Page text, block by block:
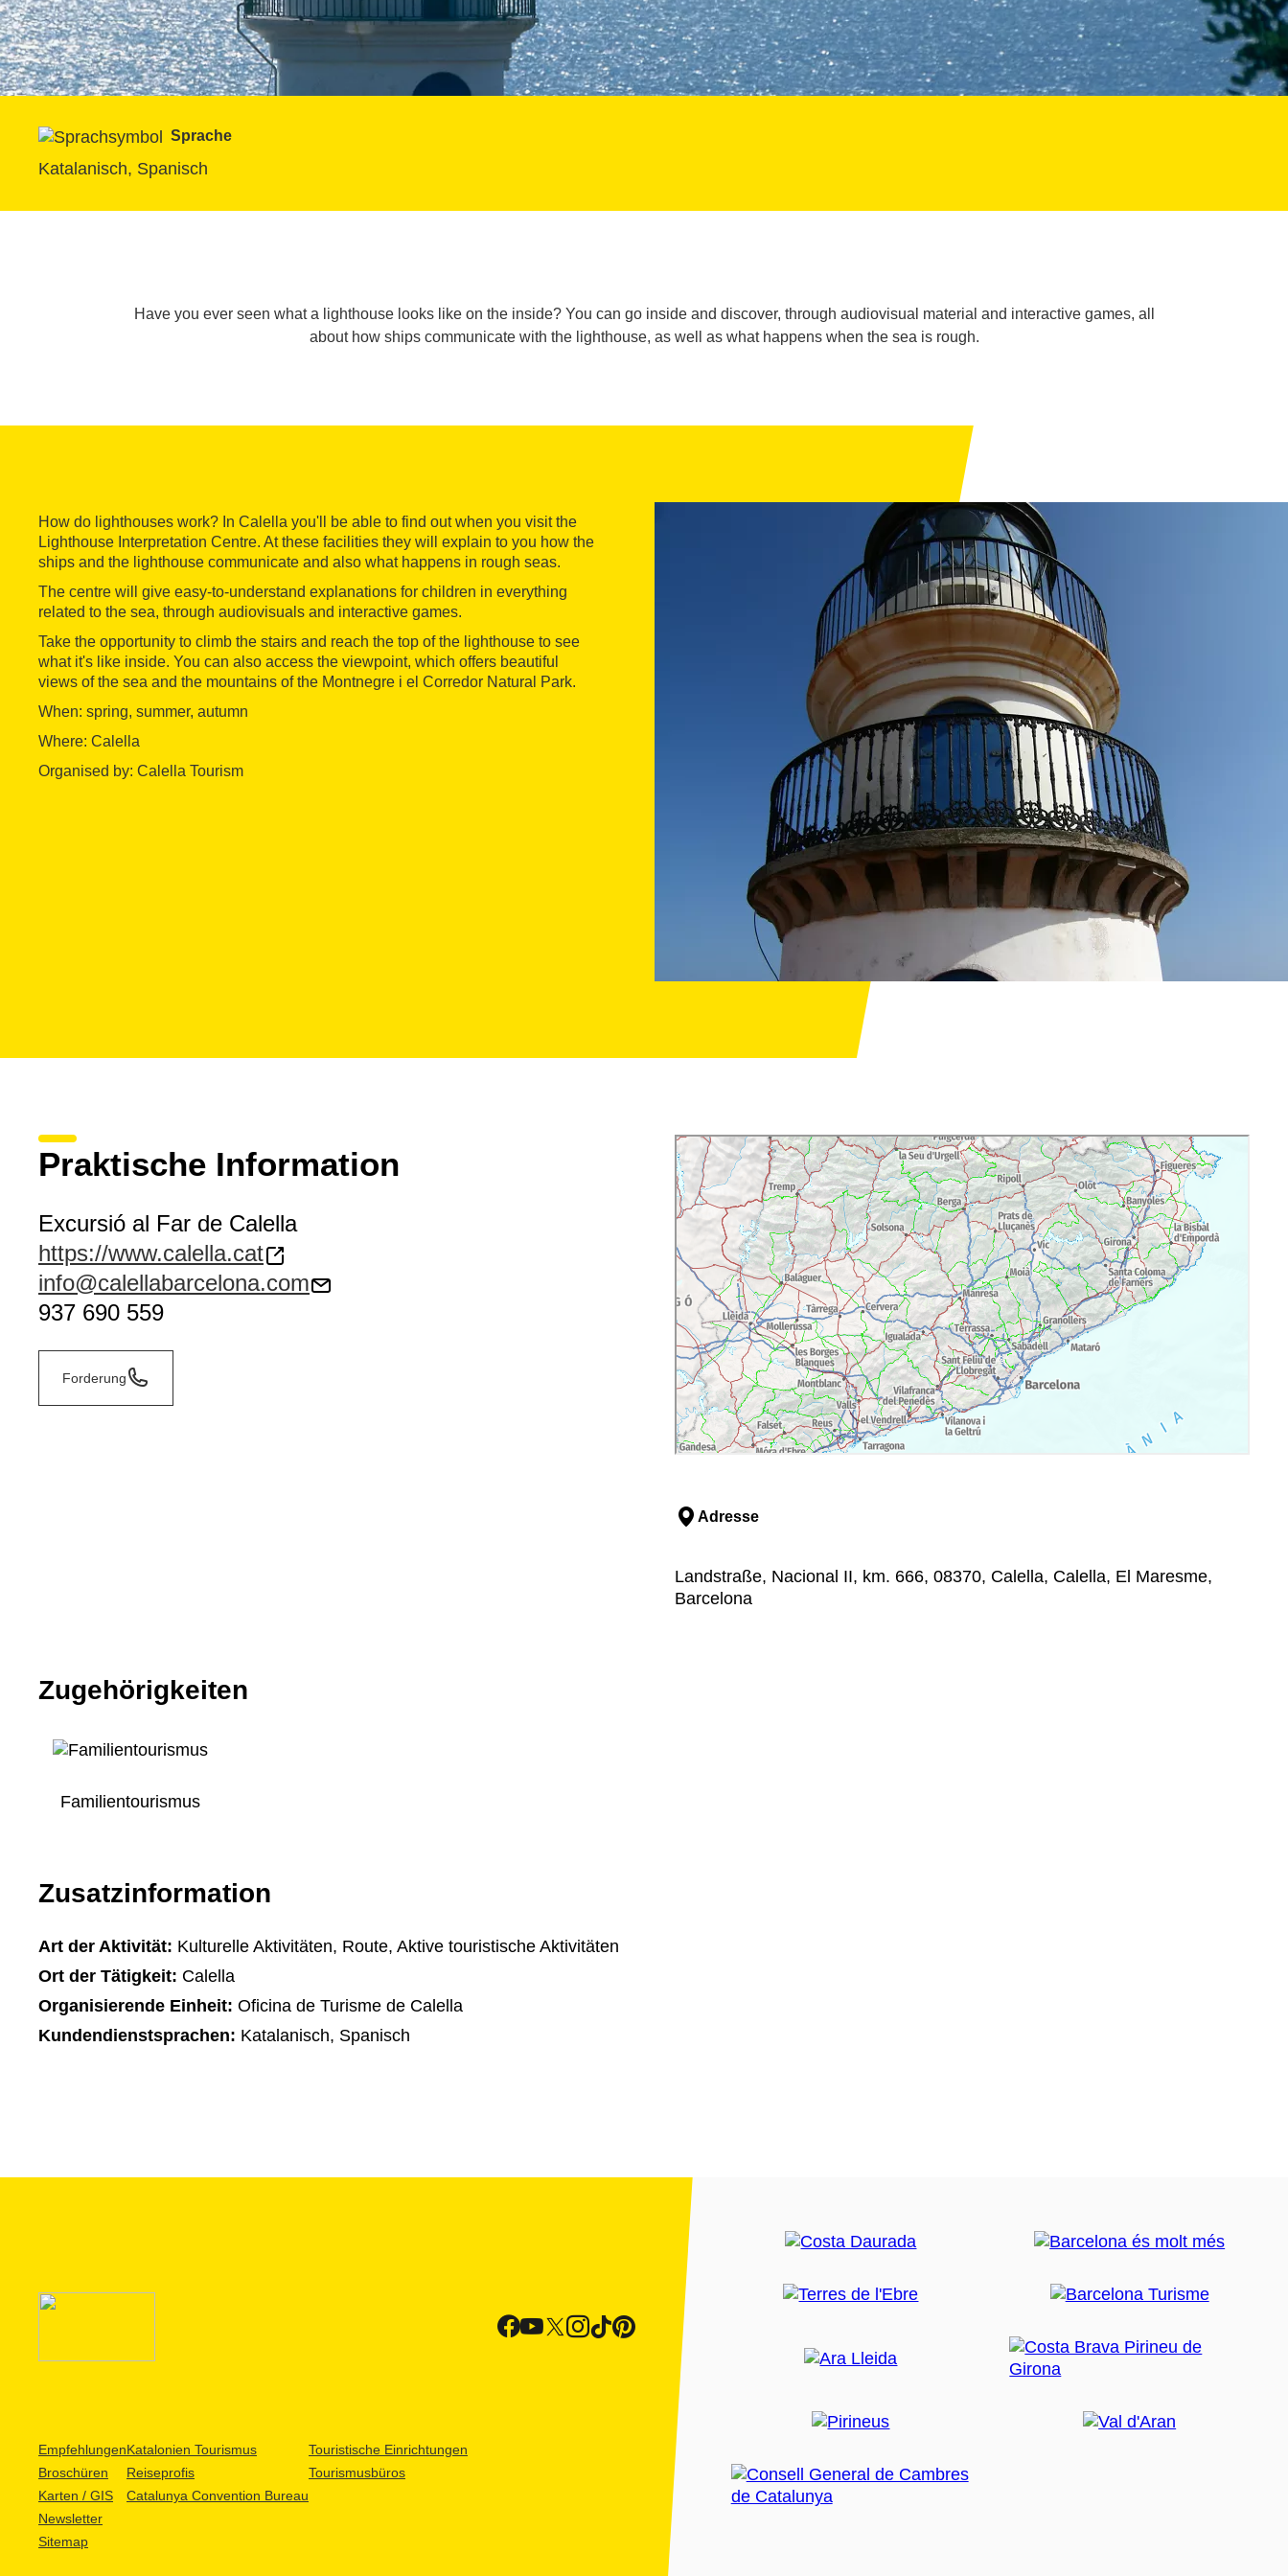
Sprache
Katalanisch, Spanisch
Have you ever seen what a lighthouse looks like on the inside? You can go inside and discover, through audiovisual material and interactive games, all
about how ships communicate with the lighthouse, as well as what happens when the sea is rough.
How do lighthouses work? In Calella you'll be able to find out when you visit the
Lighthouse Interpretation Centre. At these facilities they will explain to you how the
ships and the lighthouse communicate and also what happens in rough seas.
The centre will give easy-to-understand explanations for children in everything
related to the sea, through audiovisuals and interactive games.
Take the opportunity to climb the stairs and reach the top of the lighthouse to see
what it's like inside. You can also access the viewpoint, which offers beautiful
views of the sea and the mountains of the Montnegre i el Corredor Natural Park.
When: spring, summer, autumn
Where: Calella
Organised by: Calella Tourism
Praktische Information
Excursió al Far de Calella
https://www.calella.cat
info@calellabarcelona.com
937 690 559
Forderung
Adresse
Landstraße, Nacional II, km. 666, 08370, Calella, Calella, El Maresme,
Barcelona
Zugehörigkeiten
Familientourismus
Zusatzinformation
Art der Aktivität: Kulturelle Aktivitäten, Route, Aktive touristische Aktivitäten
Ort der Tätigkeit: Calella
Organisierende Einheit: Oficina de Turisme de Calella
Kundendienstsprachen: Katalanisch, Spanisch
Empfehlungen
Broschüren
Karten / GIS
Newsletter
Sitemap
Katalonien Tourismus
Reiseprofis
Catalunya Convention Bureau
Touristische Einrichtungen
Tourismusbüros